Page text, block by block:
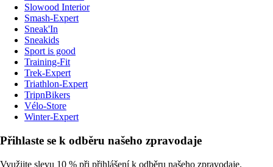
Slowood Interior
Smash-Expert
Sneak'In
Sneakids
Sport is good
Training-Fit
Trek-Expert
Triathlon-Expert
TripnBikers
Vélo-Store
Winter-Expert
Přihlaste se k odběru našeho zpravodaje
Využijte slevu 10 % při přihlášení k odběru našeho zpravodaje.